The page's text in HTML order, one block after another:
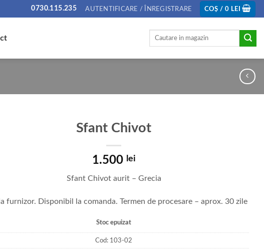
0730.115.235 AUTENTIFICARE / ÎNREGISTRARE COȘ /0 LEI
Caută
Sfant Chivot
1.500 lei
Sfant Chivot aurit – Grecia
furnizor. Disponibil la comanda. Termen de procesare – aprox. 30 zile
Stoc epuizat
Cod: 103-02